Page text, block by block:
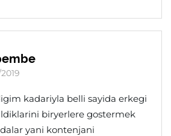
kadariyla belli sayida erkegi
biryerlere gostermek
yani kontenjani